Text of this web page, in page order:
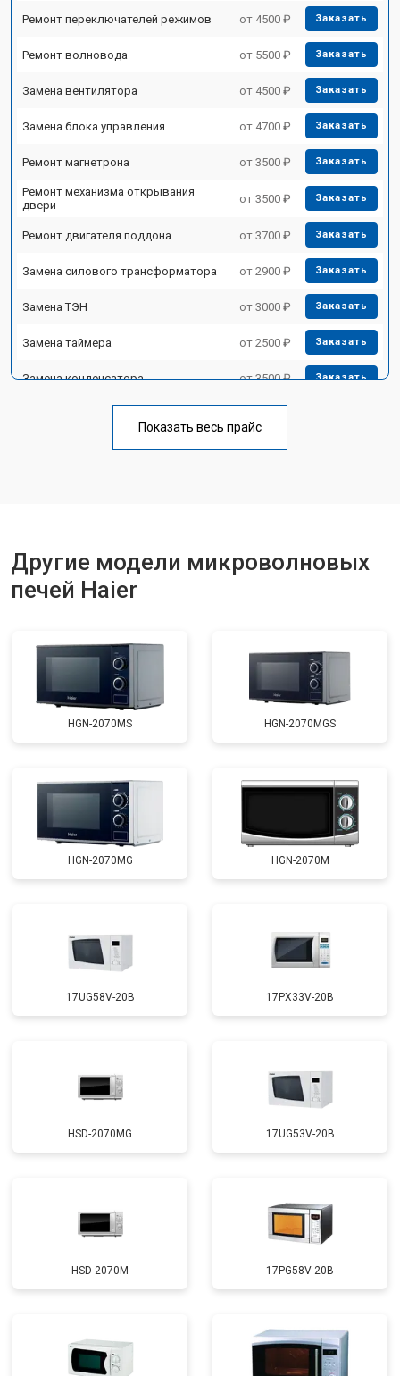
Ремонт переключателей режимов от 4500 ₽ Заказать
Ремонт волновода от 5500 ₽ Заказать
Замена вентилятора от 4500 ₽ Заказать
Замена блока управления от 4700 ₽ Заказать
Ремонт магнетрона от 3500 ₽ Заказать
Ремонт механизма открывания
двери
от 3500 ₽ Заказать
Ремонт двигателя поддона от 3700 ₽ Заказать
Замена силового трансформатора от 2900 ₽ Заказать
Замена ТЭН от 3000 ₽ Заказать
Замена таймера от 2500 ₽ Заказать
Замена конденсатора от 3500 ₽ Заказать
Ремонт платы управления
Замена лампочки от 2400 ₽
Показать весь прайс
Другие модели микроволновых
печей Haier
HGN-2070MS HGN-2070MGS
HGN-2070MG HGN-2070M
17UG58V-20B 17PX33V-20B
HSD-2070MG 17UG53V-20B
HSD-2070M 17PG58V-20B